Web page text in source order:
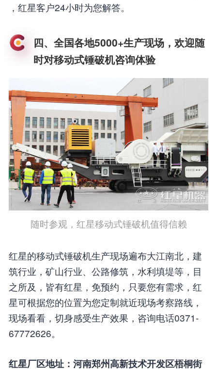
，红星客户24小时为您解答。
四、全国各地5000+生产现场，欢迎随
时对移动式锤破机咨询体验
随时参观，红星移动式锤破机值得信赖
红星的移动式锤破机生产现场遍布大江南北，建
筑行业，矿山行业、公路修筑，水利填堤等，目
之所及，皆有红星，免预约，只要您有需求，红
星可根据您的位置为您定制就近现场考察路线，
现场看看，切身感受生产效果，咨询电话0371-
67772626。
红星厂区地址：河南郑州高新技术开发区梧桐街